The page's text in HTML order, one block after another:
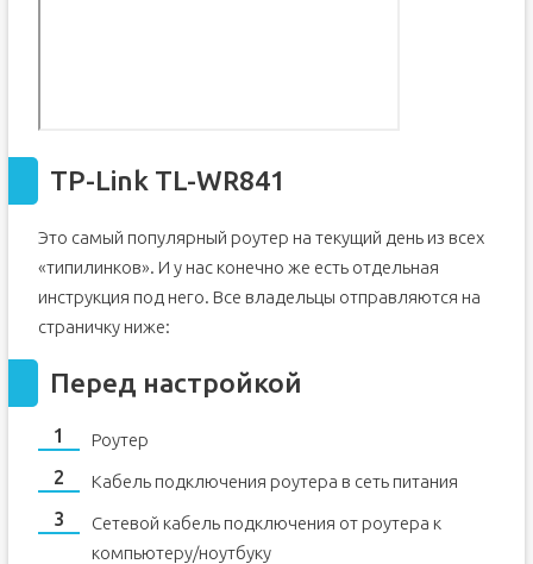
TP-Link TL-WR841
Это самый популярный роутер на текущий день из всех
«типилинков». И у нас конечно же есть отдельная
инструкция под него. Все владельцы отправляются на
страничку ниже:
Перед настройкой
Роутер
Кабель подключения роутера в сеть питания
Сетевой кабель подключения от роутера к
компьютеру/ноутбуку